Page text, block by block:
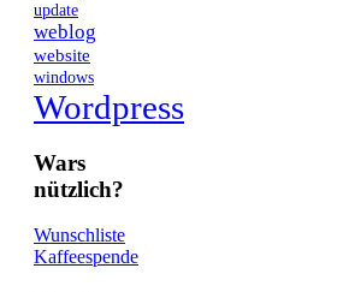
update
weblog
website
windows
Wordpress
Wars
nützlich?
Wunschliste
Kaffeespende